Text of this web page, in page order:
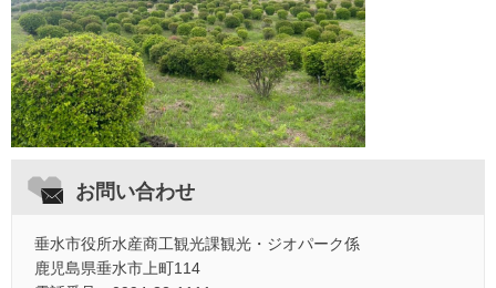
お問い合わせ
垂水市役所水産商工観光課観光・ジオパーク係
鹿児島県垂水市上町114